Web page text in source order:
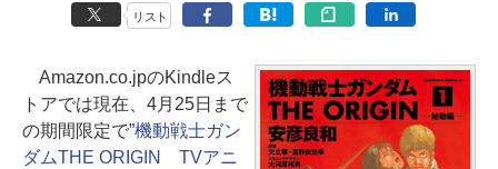
リスト
Amazon.co.jpのKindleス
トアでは現在、4月25日まで
の期間限定で”機動戦士ガン
ダムTHE ORIGIN TVアニ